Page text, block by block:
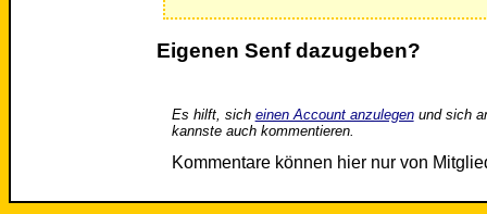
Eigenen Senf dazugeben?
Es hilft, sich einen Account anzulegenund sich
kannste auch kommentieren.
Kommentare können hier nur von